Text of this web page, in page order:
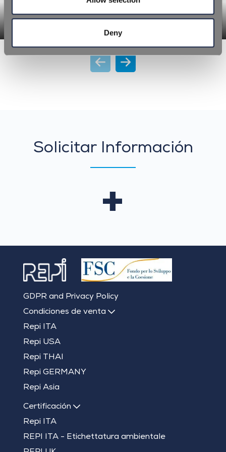
Deny
STABIPLUS™
Solicitar
Información
Solicitar Información
+
GDPR and Privacy Policy
Condiciones de venta
Repi ITA
Repi USA
Repi THAI
Repi GERMANY
Repi Asia
Certificación
Repi ITA
REPI ITA - Etichettatura ambientale